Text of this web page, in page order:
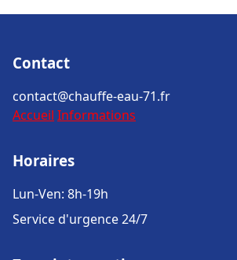
Contact
contact@chauffe-eau-71.fr
Accueil Informations
Horaires
Lun-Ven: 8h-19h
Service d'urgence 24/7